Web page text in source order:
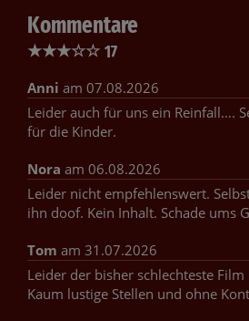
Kommentare
★★★☆☆ 17
Anni am 07.08.2026
Leider auch für uns ein Reinfall….
für die Kinder.
Nora am 06.08.2026
Leider nicht empfehlenswert.
ihn doof. Kein Inhalt. Schade ums
Tom am 31.07.2026
Leider der bisher schlechteste
Kaum lustige Stellen und ohne